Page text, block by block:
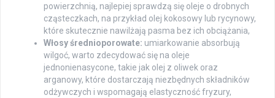
powierzchnią, najlepiej sprawdzą się oleje o drobnych
cząsteczkach, na przykład olej kokosowy lub rycynowy,
które skutecznie nawilżają pasma bez ich obciążania,
Włosy średnioporowate: umiarkowanie absorbują
wilgoć, warto zdecydować się na oleje
jednonienasycone, takie jak olej z oliwek oraz
arganowy, które dostarczają niezbędnych składników
odżywczych i wspomagają elastyczność fryzury,